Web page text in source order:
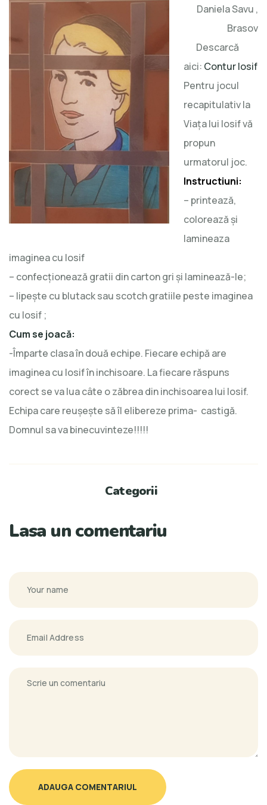
Daniela Savu ,
Brasov
Descarcă
aici: Contur Iosif
Pentru jocul
recapitulativ la
Viața lui Iosif vă
propun
urmatorul joc.
Instructiuni:
– printează,
colorează și
lamineaza
imaginea cu Iosif
– confecționează gratii din carton gri și laminează-le;
– lipește cu blutack sau scotch gratiile peste imaginea
cu Iosif ;
Cum se joacă:
-Împarte clasa în două echipe. Fiecare echipă are
imaginea cu Iosif în inchisoare. La fiecare răspuns
corect se va lua câte o zăbrea din inchisoarea lui Iosif.
Echipa care reușește să îl elibereze prima- castigă.
Domnul sa va binecuvinteze!!!!!
Categorii
Lasa un comentariu
ADAUGA COMENTARIUL